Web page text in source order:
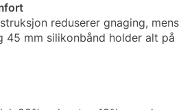
reduserer gnaging, mens
45 mm silikonbånd holder alt på